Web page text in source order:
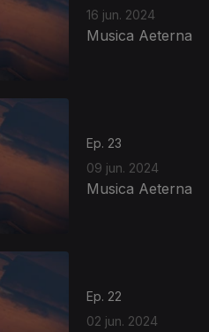
16 jun. 2024
Musica Aeterna
Ep. 23
09 jun. 2024
Musica Aeterna
Ep. 22
02 jun. 2024